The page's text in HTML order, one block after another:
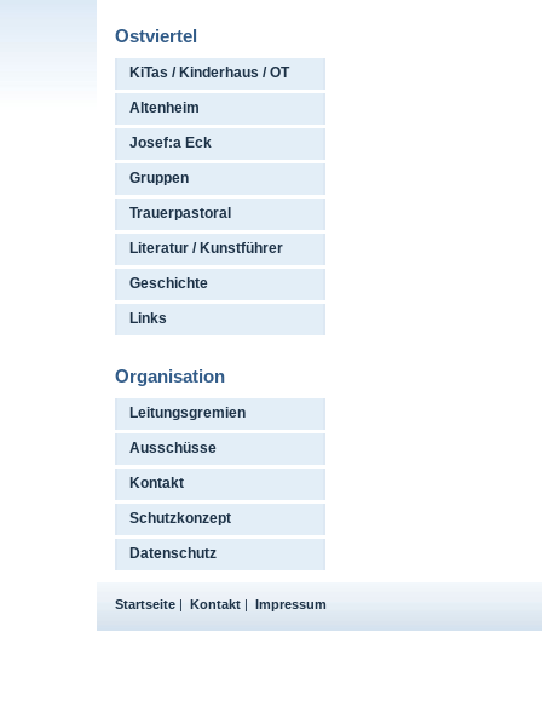
Ostviertel
KiTas / Kinderhaus / OT
Altenheim
Josef:a Eck
Gruppen
Trauerpastoral
Literatur / Kunstführer
Geschichte
Links
Organisation
Leitungsgremien
Ausschüsse
Kontakt
Schutzkonzept
Datenschutz
Startseite | Kontakt | Impressum